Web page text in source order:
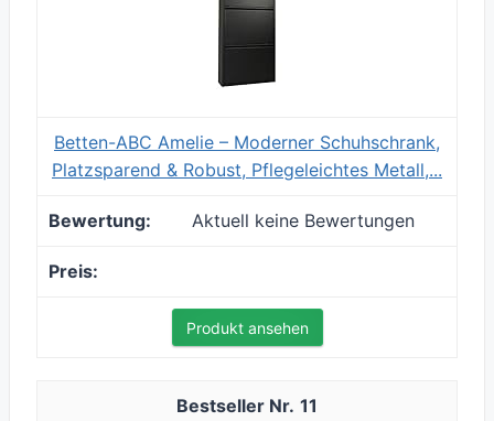
Betten-ABC Amelie – Moderner Schuhschrank,
Platzsparend & Robust, Pflegeleichtes Metall,...
Aktuell keine Bewertungen
Produkt ansehen
11